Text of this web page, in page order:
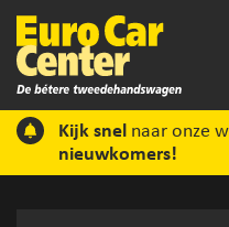
Kijk snel naar onze
nieuwkomers!